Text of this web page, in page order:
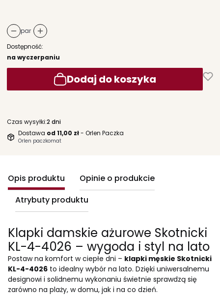
par
Dostępność:
na wyczerpaniu
Dodaj do koszyka
Czas wysyłki:2 dni
Dostawa od 11,00 zł- Orlen Paczka
Orlen paczkomat
Opis produktu
Opinie o produkcie
Atrybuty produktu
Klapki damskie ażurowe Skotnicki
KL-4-4026 – wygoda i styl na lato
Postaw na komfort w ciepłe dni – klapki męskie Skotnicki
KL-4-4026 to idealny wybór na lato. Dzięki uniwersalnemu
designowi i solidnemu wykonaniu świetnie sprawdzą się
zarówno na plaży, w domu, jak i na co dzień.